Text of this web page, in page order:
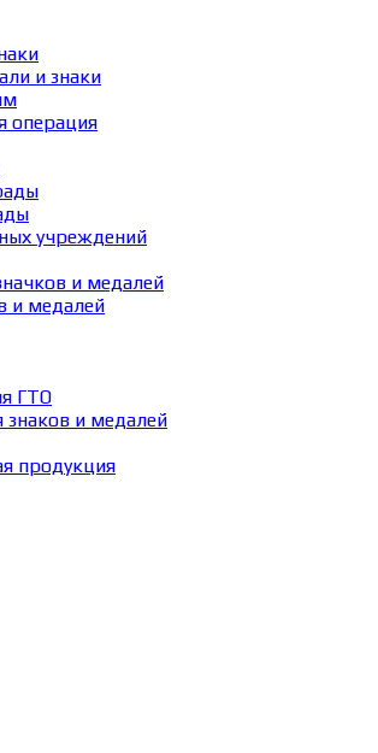
и знаки
операция
учреждений
и медалей
и медалей
ГТО
и медалей
продукция